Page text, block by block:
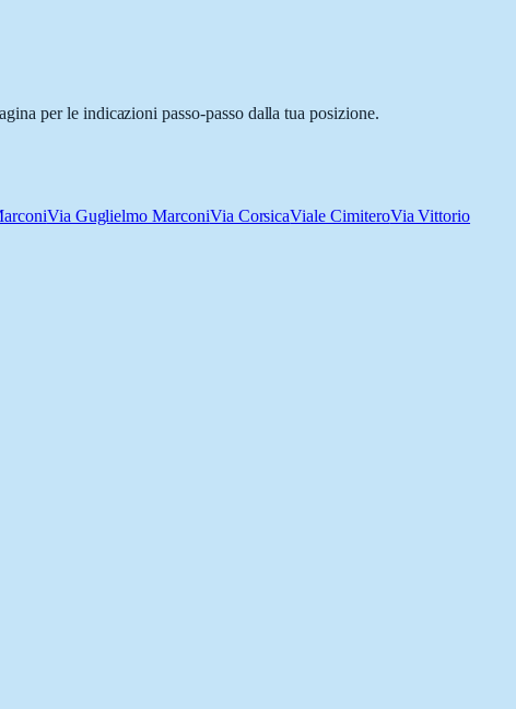
per le indicazioni passo-passo dalla tua posizione.
Via Guglielmo MarconiVia CorsicaViale CimiteroVia Vittorio